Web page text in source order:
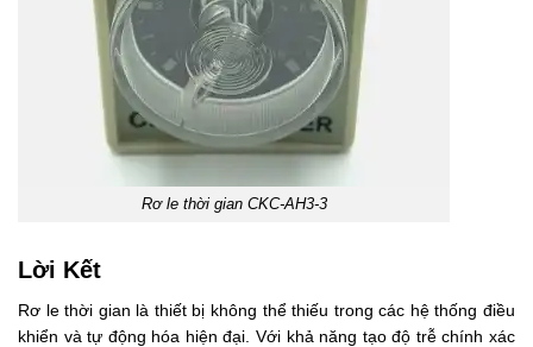
Rơ le thời gian CKC-AH3-3
Lời Kết
Rơ le thời gian là thiết bị không thể thiếu trong các hệ thống điều
khiển và tự động hóa hiện đại. Với khả năng tạo độ trễ chính xác